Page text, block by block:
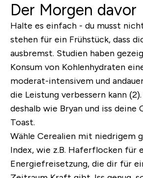
Der Morgen davor
Halte es einfach - du musst
stehen für ein Frühstück, dass
ausbremst. Studien haben
Konsum von Kohlenhydraten
moderat-intensivem und
die Leistung verbessern kann
deshalb wie Bryan und iss deine
Toast.
Wähle Cerealien mit niedrigem
Index, wie z.B. Haferflocken für
Energiefreisetzung, die dir für